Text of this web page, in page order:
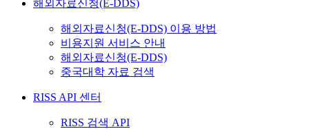
해외자료신청(E-DDS)
해외자료신청(E-DDS) 이용 방법
비용지원 서비스 안내
해외자료신청(E-DDS)
중국대학 자료 검색
RISS API 센터
RISS 검색 API